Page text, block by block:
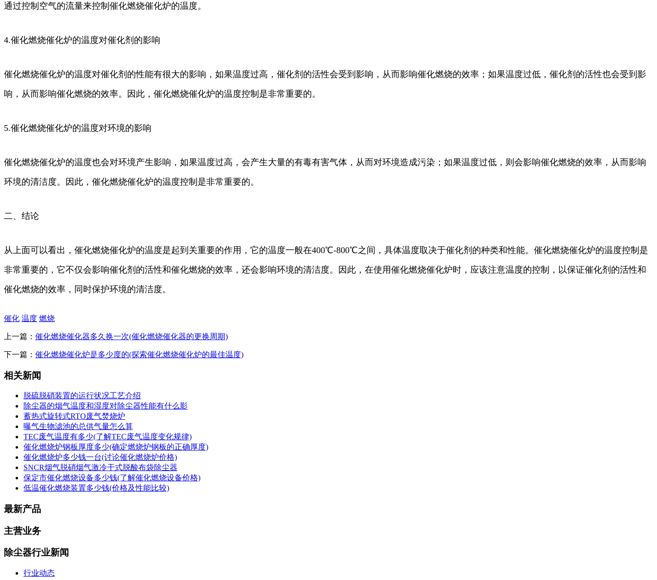
通过控制空气的流量来控制催化燃烧催化炉的温度。
4.催化燃烧催化炉的温度对催化剂的影响
催化燃烧催化炉的温度对催化剂的性能有很大的影响，如果温度过高，催化剂的活性会受到影响，从而影响催化燃烧的效率；如果温度过低，催化剂的活性也会受到影
响，从而影响催化燃烧的效率。因此，催化燃烧催化炉的温度控制是非常重要的。
5.催化燃烧催化炉的温度对环境的影响
催化燃烧催化炉的温度也会对环境产生影响，如果温度过高，会产生大量的有毒有害气体，从而对环境造成污染；如果温度过低，则会影响催化燃烧的效率，从而影响
环境的清洁度。因此，催化燃烧催化炉的温度控制是非常重要的。
二、结论
从上面可以看出，催化燃烧催化炉的温度是起到关重要的作用，它的温度一般在400℃-800℃之间，具体温度取决于催化剂的种类和性能。催化燃烧催化炉的温度控制是
非常重要的，它不仅会影响催化剂的活性和催化燃烧的效率，还会影响环境的清洁度。因此，在使用催化燃烧催化炉时，应该注意温度的控制，以保证催化剂的活性和
催化燃烧的效率，同时保护环境的清洁度。
催化 温度 燃烧
上一篇： 催化燃烧催化器多久换一次(催化燃烧催化器的更换周期)
下一篇： 催化燃烧催化炉是多少度的(探索催化燃烧催化炉的最佳温度)
相关新闻
脱硫脱硝装置的运行状况工艺介绍
除尘器的烟气温度和湿度对除尘器性能有什么影
蓄热式旋转式RTO废气焚烧炉
曝气生物滤池的总供气量怎么算
TEC废气温度有多少(了解TEC废气温度变化规律)
催化燃烧炉钢板厚度多少(确定燃烧炉钢板的正确厚度)
催化燃烧炉多少钱一台(讨论催化燃烧炉价格)
SNCR烟气脱硝烟气激冷干式脱酸布袋除尘器
保定市催化燃烧设备多少钱(了解催化燃烧设备价格)
低温催化燃烧装置多少钱(价格及性能比较)
最新产品
主营业务
除尘器行业新闻
行业动态